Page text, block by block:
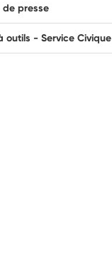
de presse
outils - Service Civique